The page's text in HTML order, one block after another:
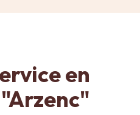
en